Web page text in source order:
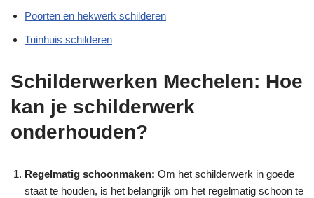
Poorten en hekwerk schilderen
Tuinhuis schilderen
Schilderwerken Mechelen: Hoe
kan je schilderwerk
onderhouden?
Regelmatig schoonmaken: Om het schilderwerk in goede
staat te houden, is het belangrijk om het regelmatig schoon te